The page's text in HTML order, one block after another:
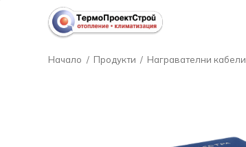
Начало / Продукти / Награвателни кабели